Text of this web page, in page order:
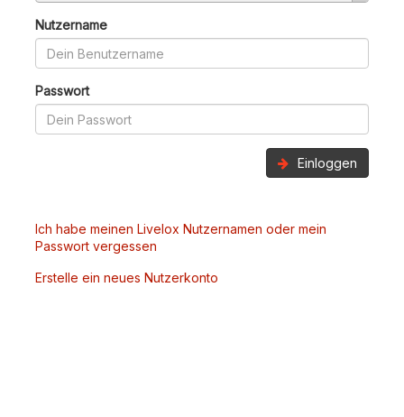
Nutzername
Passwort
Einloggen
Ich habe meinen Livelox Nutzernamen oder mein
Passwort vergessen
Erstelle ein neues Nutzerkonto